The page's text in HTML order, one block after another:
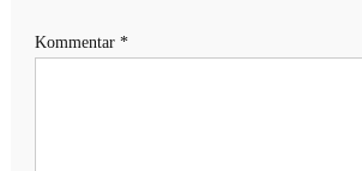
Kommentar *